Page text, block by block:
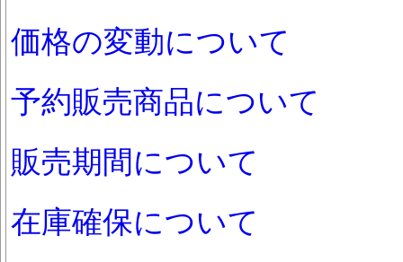
価格の変動について
予約販売商品について
販売期間について
在庫確保について